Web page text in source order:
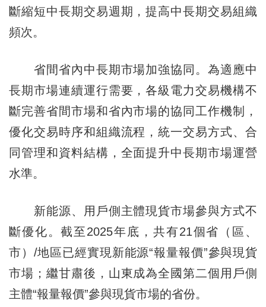
斷縮短中長期交易週期，提高中長期交易組織
頻次。
省間省內中長期市場加強協同。為適應中
長期市場連續運行需要，各級電力交易機構不
斷完善省間市場和省內市場的協同工作機制，
優化交易時序和組織流程，統一交易方式、合
同管理和資料結構，全面提升中長期市場運營
水準。
新能源、用戶側主體現貨市場參與方式不
斷優化。截至2025年底，共有21個省（區、
市）/地區已經實現新能源“報量報價”參與現貨
市場；繼甘肅後，山東成為全國第二個用戶側
主體“報量報價”參與現貨市場的省份。